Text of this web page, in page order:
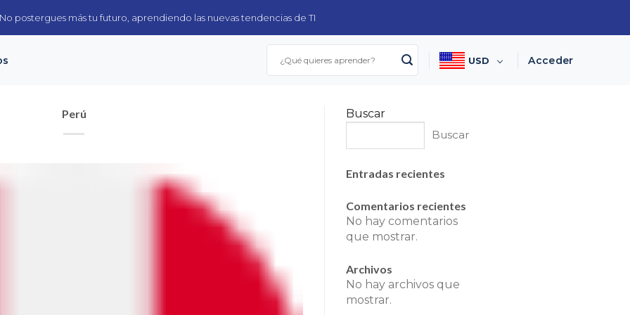
No postergues más tu futuro, aprendiendo las nuevas tendencias de TI
Buscar
por:
USD Acceder
Perú
Buscar
Buscar
Entradas recientes
Comentarios recientes
No hay comentarios
que mostrar.
Archivos
No hay archivos que
mostrar.